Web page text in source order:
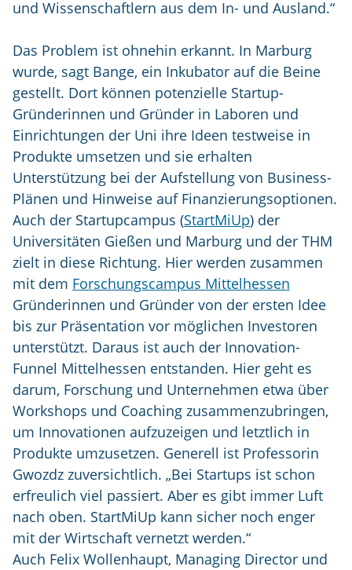
und Wissenschaftlern aus dem In- und Ausland.“
Das Problem ist ohnehin erkannt. In Marburg
wurde, sagt Bange, ein Inkubator auf die Beine
gestellt. Dort können potenzielle Startup-
Gründerinnen und Gründer in Laboren und
Einrichtungen der Uni ihre Ideen testweise in
Produkte umsetzen und sie erhalten
Unterstützung bei der Aufstellung von Business-
Plänen und Hinweise auf Finanzierungsoptionen.
Auch der Startupcampus (StartMiUp) der
Universitäten Gießen und Marburg und der THM
zielt in diese Richtung. Hier werden zusammen
mit dem Forschungscampus Mittelhessen
Gründerinnen und Gründer von der ersten Idee
bis zur Präsentation vor möglichen Investoren
unterstützt. Daraus ist auch der Innovation-
Funnel Mittelhessen entstanden. Hier geht es
darum, Forschung und Unternehmen etwa über
Workshops und Coaching zusammenzubringen,
um Innovationen aufzuzeigen und letztlich in
Produkte umzusetzen. Generell ist Professorin
Gwozdz zuversichtlich. „Bei Startups ist schon
erfreulich viel passiert. Aber es gibt immer Luft
nach oben. StartMiUp kann sicher noch enger
mit der Wirtschaft vernetzt werden.“
Auch Felix Wollenhaupt, Managing Director und